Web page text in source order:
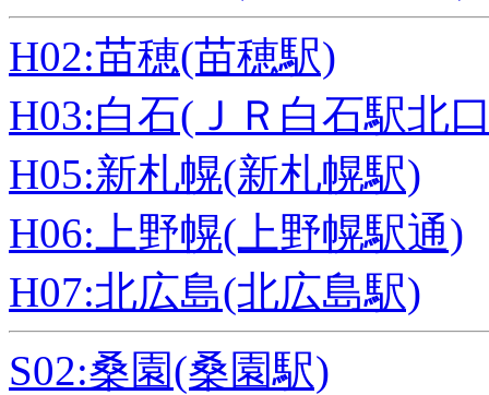
H02:苗穂(苗穂駅)
H03:白石(ＪＲ白石駅北
H05:新札幌(新札幌駅)
H06:上野幌(上野幌駅通)
H07:北広島(北広島駅)
S02:桑園(桑園駅)